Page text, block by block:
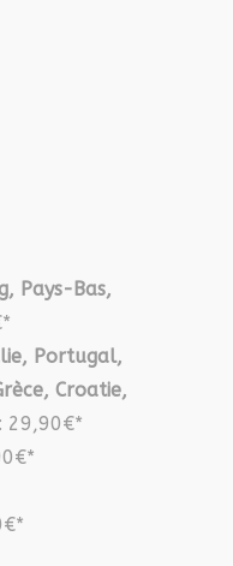
Pays-Bas,
Portugal,
Croatie,
: 29,90€*